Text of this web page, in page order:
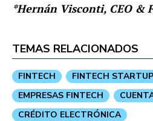
*Hernán Visconti, CEO &
TEMAS RELACIONADOS
FINTECH
FINTECH
EMPRESAS FINTECH
CRÉDITO ELECTRÓNICA